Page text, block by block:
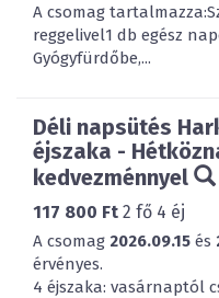
A csomag
reggelivel1 db egész
Gyógyfürdőbe,...
Déli napsütés
éjszaka -
kedvezménnyel
117 800 Ft 2 fő 4 éj
A csomag 2026.09.15 és
érvényes.
4 éjszaka: vasárnaptól